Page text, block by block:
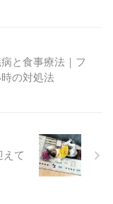
と食事療法｜フ
の対処法
えて